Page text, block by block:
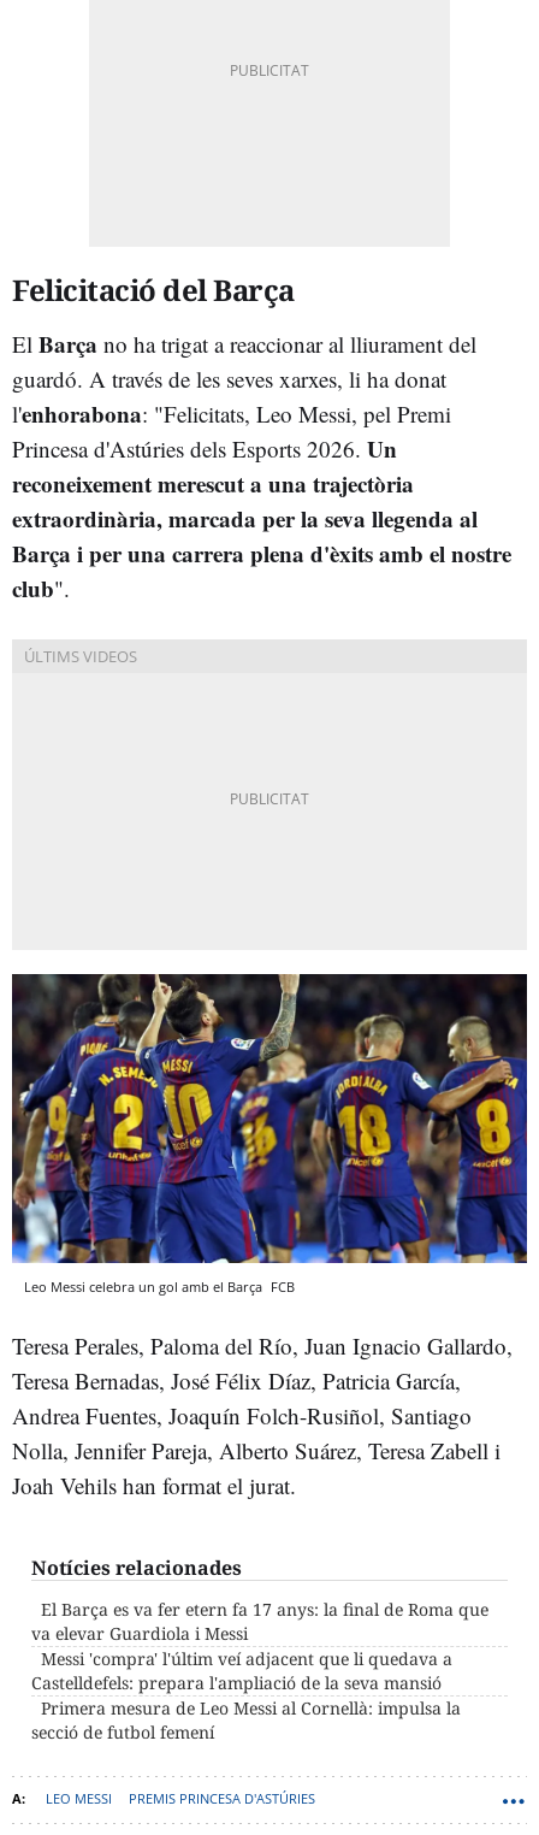
Felicitació del Barça
El Barça no ha trigat a reaccionar al lliurament del
guardó. A través de les seves xarxes, li ha donat
l'enhorabona: "Felicitats, Leo Messi, pel Premi
Princesa d'Astúries dels Esports 2026. Un
reconeixement merescut a una trajectòria
extraordinària, marcada per la seva llegenda al
Barça i per una carrera plena d'èxits amb el nostre
club".
Leo Messi celebra un gol amb el Barça FCB
Teresa Perales, Paloma del Río, Juan Ignacio Gallardo,
Teresa Bernadas, José Félix Díaz, Patricia García,
Andrea Fuentes, Joaquín Folch-Rusiñol, Santiago
Nolla, Jennifer Pareja, Alberto Suárez, Teresa Zabell i
Joah Vehils han format el jurat.
Notícies relacionades
El Barça es va fer etern fa 17 anys: la final de Roma que
va elevar Guardiola i Messi
Messi 'compra' l'últim veí adjacent que li quedava a
Castelldefels: prepara l'ampliació de la seva mansió
Primera mesura de Leo Messi al Cornellà: impulsa la
secció de futbol femení
LEO MESSI PREMIS PRINCESA D'ASTÚRIES